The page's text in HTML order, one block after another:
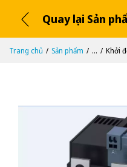
Quay lại Sản
Trang chủ Sản phẩm ... Khởi